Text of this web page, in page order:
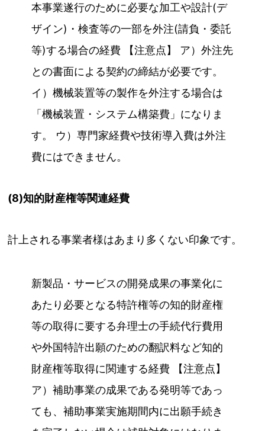
本事業遂行のために必要な加工や設計(デ
ザイン)・検査等の一部を外注(請負・委託
等)する場合の経費 【注意点】 ア）外注先
との書面による契約の締結が必要です。
イ）機械装置等の製作を外注する場合は
「機械装置・システム構築費」になりま
す。 ウ）専門家経費や技術導入費は外注
費にはできません。
(8)知的財産権等関連経費
計上される事業者様はあまり多くない印象です。
新製品・サービスの開発成果の事業化に
あたり必要となる特許権等の知的財産権
等の取得に要する弁理士の手続代行費用
や外国特許出願のための翻訳料など知的
財産権等取得に関連する経費 【注意点】
ア）補助事業の成果である発明等であっ
ても、補助事業実施期間内に出願手続き